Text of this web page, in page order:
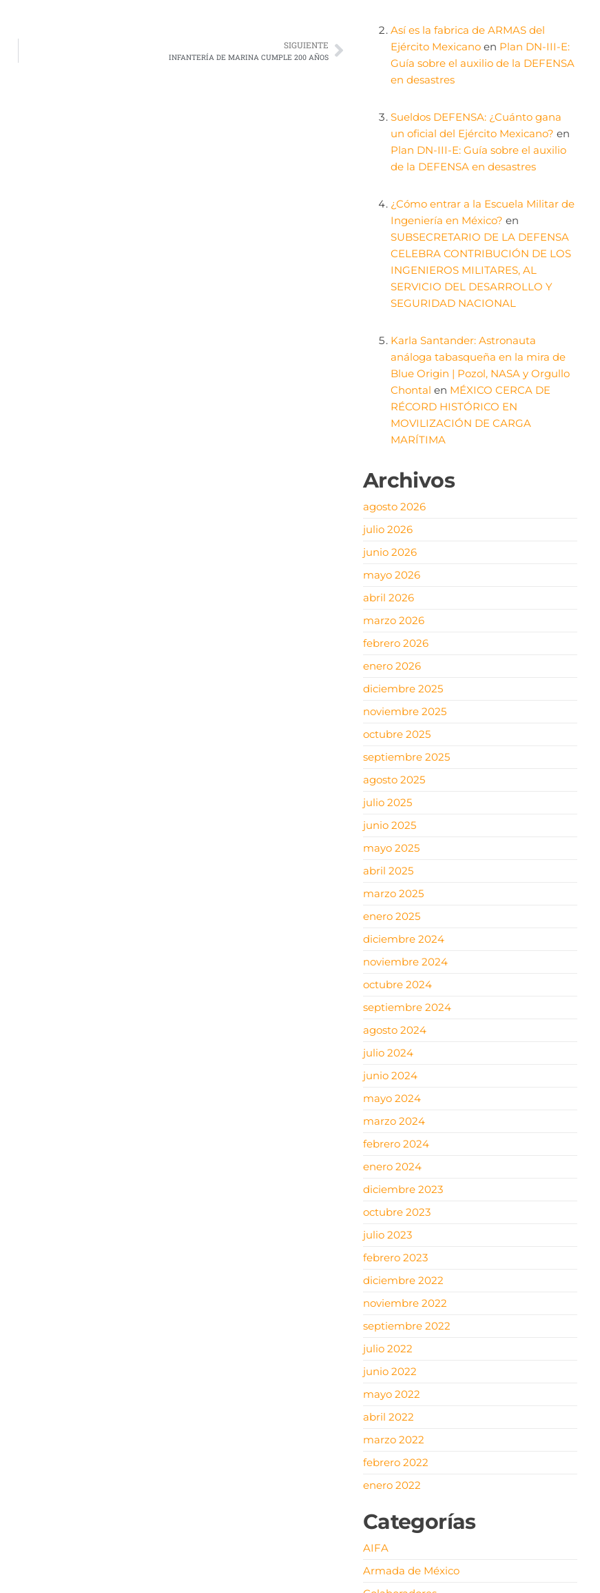
SIGUIENTE
INFANTERÍA DE MARINA CUMPLE 200 AÑOS
Así es la fabrica de ARMAS del
Ejército Mexicanoen Plan DN-III-E:
Guía sobre el auxilio de la DEFENSA
en desastres
Sueldos DEFENSA: ¿Cuánto gana
un oficial del Ejército Mexicano? en
Plan DN-III-E: Guía sobre el auxilio
de la DEFENSA en desastres
¿Cómo entrar a la Escuela Militar de
Ingeniería en México? en
SUBSECRETARIO DE LA DEFENSA
CELEBRA CONTRIBUCIÓN DE LOS
INGENIEROS MILITARES, AL
SERVICIO DEL DESARROLLO Y
SEGURIDAD NACIONAL
Karla Santander: Astronauta
análoga tabasqueña en la mira de
Blue Origin | Pozol, NASA y Orgullo
Chontal en MÉXICO CERCA DE
RÉCORD HISTÓRICO EN
MOVILIZACIÓN DE CARGA
MARÍTIMA
Archivos
agosto 2026
julio 2026
junio 2026
mayo 2026
abril 2026
marzo 2026
febrero 2026
enero 2026
diciembre 2025
noviembre 2025
octubre 2025
septiembre 2025
agosto 2025
julio 2025
junio 2025
mayo 2025
abril 2025
marzo 2025
enero 2025
diciembre 2024
noviembre 2024
octubre 2024
septiembre 2024
agosto 2024
julio 2024
junio 2024
mayo 2024
marzo 2024
febrero 2024
enero 2024
diciembre 2023
octubre 2023
julio 2023
febrero 2023
diciembre 2022
noviembre 2022
septiembre 2022
julio 2022
junio 2022
mayo 2022
abril 2022
marzo 2022
febrero 2022
enero 2022
Categorías
AIFA
Armada de México